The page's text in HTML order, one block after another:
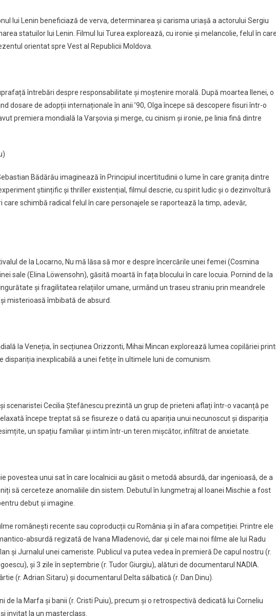
lui Lenin beneficiază de verva, determinarea și carisma uriașă a actorului Sergiu
statuilor lui Lenin. Filmul lui Turea explorează, cu ironie și melancolie, felul în
orientat spre Vest al Republicii Moldova.
întrebări despre responsabilitate și moștenire morală. După moartea Ilenei, o
dosare de adopții internaționale în anii ’90, Olga începe să descopere fisuri într-o
premiera mondială la Varșovia și merge, cu cinism și ironie, pe linia fină dintre
Bădărău imaginează în Principiul incertitudinii o lume în care granița dintre
științific și thriller existențial, filmul descrie, cu spirit ludic și o dezinvoltură
schimbă radical felul în care personajele se raportează la timp, adevăr,
de la Locarno, Nu mă lăsa să mor e despre încercările unei femei (Cosmina
sale (Elina Löwensohn), găsită moartă în fața blocului în care locuia. Pornind de la
și fragilitatea relațiilor umane, urmând un traseu straniu prin meandrele
misterioasă îmbibată de absurd.
la Veneția, în secțiunea Orizzonti, Mihai Mincan explorează lumea copilăriei
inexplicabilă a unei fetițe în ultimele luni de comunism.
scenaristei Cecilia Ștefănescu prezintă un grup de prieteni aflați într-o vacanță pe
începe treptat să se fisureze o dată cu apariția unui necunoscut și dispariția
un spațiu familiar și intim într-un teren mișcător, infiltrat de anxietate.
povestea unui sat în care localnicii au găsit o metodă absurdă, dar ingenioasă, de a
să cerceteze anomaliile din sistem. Debutul în lungmetraj al Ioanei Mischie a fost
debut și imagine.
românești recente sau coproducții cu România și în afara competiției. Printre ele
absurdă regizată de Ivana Mladenović, dar și cele mai noi filme ale lui Radu
și Jurnalul unei cameriste. Publicul va putea vedea în premieră De capul nostru (r.
și 3 zile în septembrie (r. Tudor Giurgiu), alături de documentarul NADIA.
(r. Adrian Sitaru) și documentarul Delta sălbatică (r. Dan Dinu).
de la Marfa și banii (r. Cristi Puiu), precum și o retrospectivă dedicată lui Corneliu
invitat la un masterclass.